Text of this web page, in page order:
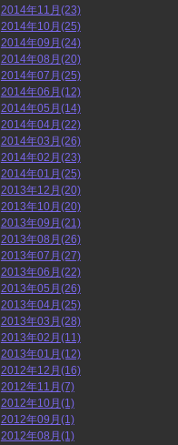
2014年11月(23)
2014年10月(25)
2014年09月(24)
2014年08月(20)
2014年07月(25)
2014年06月(12)
2014年05月(14)
2014年04月(22)
2014年03月(26)
2014年02月(23)
2014年01月(25)
2013年12月(20)
2013年10月(20)
2013年09月(21)
2013年08月(26)
2013年07月(27)
2013年06月(22)
2013年05月(26)
2013年04月(25)
2013年03月(28)
2013年02月(11)
2013年01月(12)
2012年12月(16)
2012年11月(7)
2012年10月(1)
2012年09月(1)
2012年08月(1)